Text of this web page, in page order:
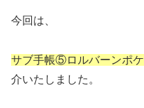
今回は、
サブ手帳⑤ロルバーンポ
介いたしました。